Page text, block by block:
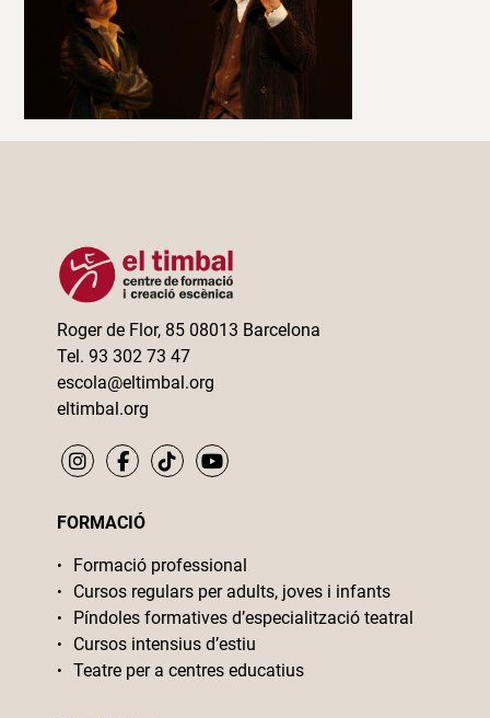
Roger de Flor, 85 08013 Barcelona
Tel. 93 302 73 47
escola@eltimbal.org
eltimbal.org
FORMACIÓ
Formació professional
Cursos regulars per adults, joves i infants
Píndoles formatives d’especialització teatral
Cursos intensius d’estiu
Teatre per a centres educatius